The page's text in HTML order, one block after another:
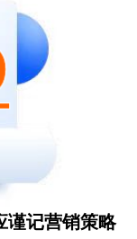
谨记营销策略